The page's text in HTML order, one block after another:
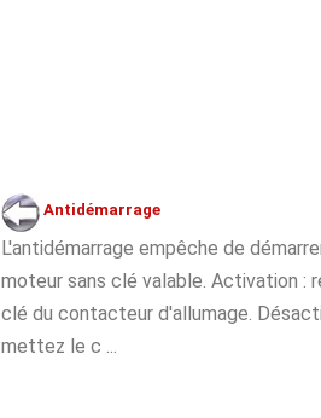
Antidémarrage
L'antidémarrage empêche de
moteur sans clé valable. Activation :
clé du contacteur d'allumage.
mettez le c ...